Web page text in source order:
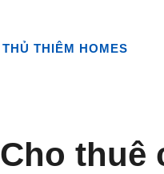
THỦ THIÊM HOMES
Cho thuê